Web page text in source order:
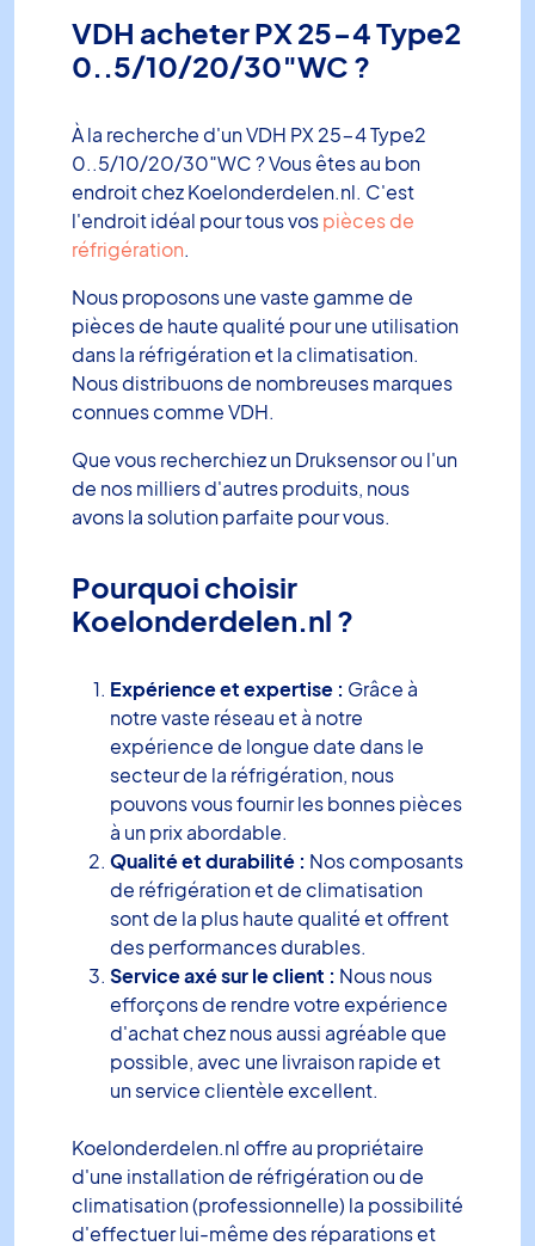
VDH acheter PX 25-4 Type2
0..5/10/20/30″WC ?
À la recherche d'un VDH PX 25-4 Type2
0..5/10/20/30″WC ? Vous êtes au bon
endroit chez Koelonderdelen.nl. C'est
l'endroit idéal pour tous vospièces de
réfrigération.
Nous proposons une vaste gamme de
pièces de haute qualité pour une utilisation
dans la réfrigération et la climatisation.
Nous distribuons de nombreuses marques
connues comme VDH.
Que vous recherchiez un Druksensor ou l'un
de nos milliers d'autres produits, nous
avons la solution parfaite pour vous.
Pourquoi choisir
Koelonderdelen.nl ?
Expérience et expertise : Grâce à
notre vaste réseau et à notre
expérience de longue date dans le
secteur de la réfrigération, nous
pouvons vous fournir les bonnes pièces
à un prix abordable.
Qualité et durabilité : Nos composants
de réfrigération et de climatisation
sont de la plus haute qualité et offrent
des performances durables.
Service axé sur le client : Nous nous
efforçons de rendre votre expérience
d'achat chez nous aussi agréable que
possible, avec une livraison rapide et
un service clientèle excellent.
Koelonderdelen.nl offre au propriétaire
d'une installation de réfrigération ou de
climatisation (professionnelle) la possibilité
d'effectuer lui-même des réparations et